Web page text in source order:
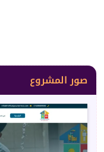
صور المشروع